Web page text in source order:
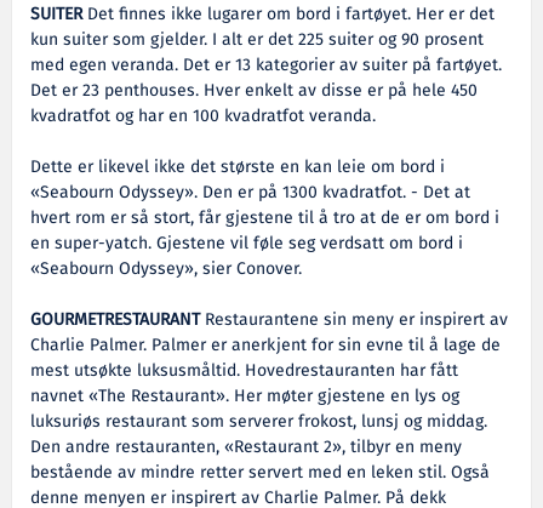
SUITERDet finnes ikke lugarer om bord i fartøyet. Her er det
kun suiter som gjelder. I alt er det 225 suiter og 90 prosent
med egen veranda. Det er 13 kategorier av suiter på fartøyet.
Det er 23 penthouses. Hver enkelt av disse er på hele 450
kvadratfot og har en 100 kvadratfot veranda.
Dette er likevel ikke det største en kan leie om bord i
«Seabourn Odyssey». Den er på 1300 kvadratfot. - Det at
hvert rom er så stort, får gjestene til å tro at de er om bord i
en super-yatch. Gjestene vil føle seg verdsatt om bord i
«Seabourn Odyssey», sier Conover.
GOURMETRESTAURANTRestaurantene sin meny er inspirert av
Charlie Palmer. Palmer er anerkjent for sin evne til å lage de
mest utsøkte luksusmåltid. Hovedrestauranten har fått
navnet «The Restaurant». Her møter gjestene en lys og
luksuriøs restaurant som serverer frokost, lunsj og middag.
Den andre restauranten, «Restaurant 2», tilbyr en meny
bestående av mindre retter servert med en leken stil. Også
denne menyen er inspirert av Charlie Palmer. På dekk